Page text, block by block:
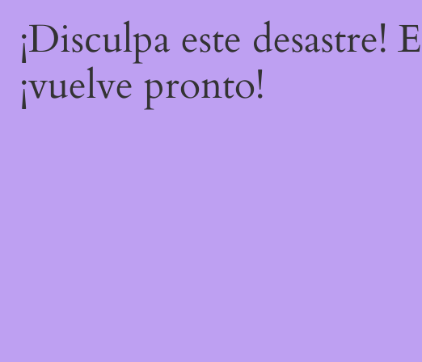
¡Disculpa este
¡vuelve pronto!